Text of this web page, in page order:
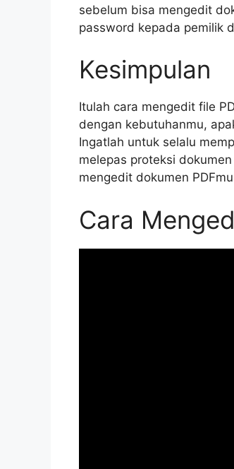
sebelum bisa mengedit
password kepada pemilik
Kesimpulan
Itulah cara mengedit file
dengan kebutuhanmu,
Ingatlah untuk selalu
melepas proteksi
mengedit dokumen
Cara